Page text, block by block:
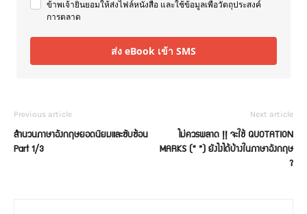
ข้าพเจ้ายินยอมให้ส่งไฟล์หนังสือ และใช้ข้อมูลเพื่อวัตถุประสงค์
การตลาด
ส่ง eBook เข้า SMS
Previous article
สำนวนภาษาอังกฤษยอดนิยมและซับซ้อน
Part 1/3
Next article
ไม่ควรพลาด !! จะใช้ QUOTATION
MARKS (“ ”) ยังไงได้บ้างในภาษาอังกฤษ
?